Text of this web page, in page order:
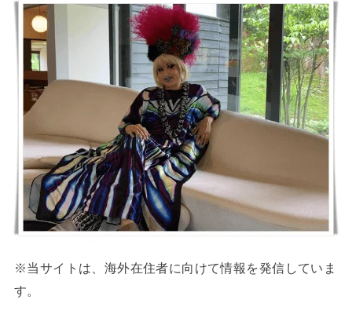
※当サイトは、海外在住者に向けて情報を発信していま
す。